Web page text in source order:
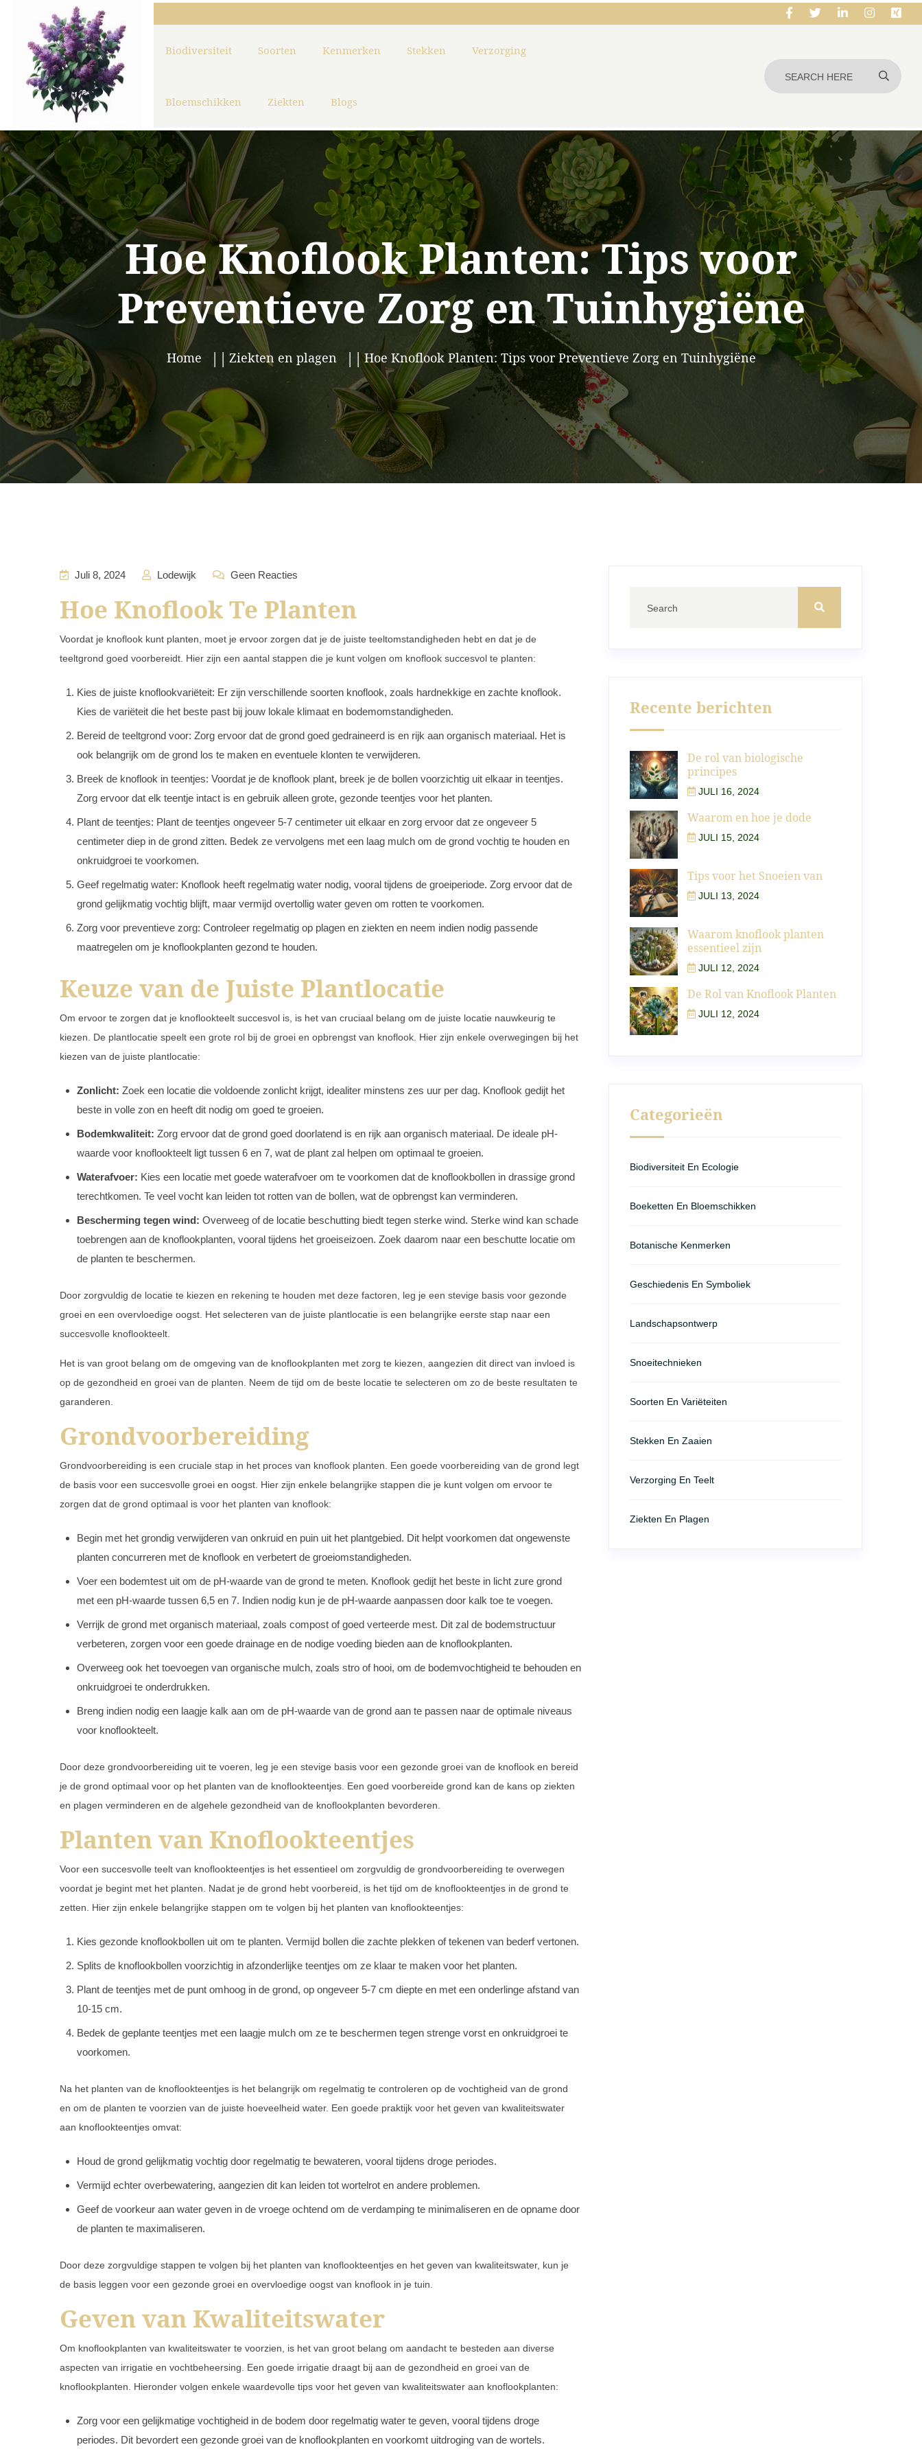
Biodiversiteit Soorten Kenmerken Stekken Verzorging
Bloemschikken Ziekten Blogs
Hoe Knoflook Planten: Tips voor
Preventieve Zorg en Tuinhygiëne
Home Ziekten en plagen Hoe Knoflook Planten: Tips voor Preventieve Zorg en Tuinhygiëne
Juli 8, 2024 Lodewijk Geen Reacties
Hoe Knoflook Te Planten
Voordat je knoflook kunt planten, moet je ervoor zorgen dat je de juiste teeltomstandigheden hebt en dat je de
teeltgrond goed voorbereidt. Hier zijn een aantal stappen die je kunt volgen om knoflook succesvol te planten:
Kies de juiste knoflookvariëteit: Er zijn verschillende soorten knoflook, zoals hardnekkige en zachte knoflook.
Kies de variëteit die het beste past bij jouw lokale klimaat en bodemomstandigheden.
Bereid de teeltgrond voor: Zorg ervoor dat de grond goed gedraineerd is en rijk aan organisch materiaal. Het is
ook belangrijk om de grond los te maken en eventuele klonten te verwijderen.
Breek de knoflook in teentjes: Voordat je de knoflook plant, breek je de bollen voorzichtig uit elkaar in teentjes.
Zorg ervoor dat elk teentje intact is en gebruik alleen grote, gezonde teentjes voor het planten.
Plant de teentjes: Plant de teentjes ongeveer 5-7 centimeter uit elkaar en zorg ervoor dat ze ongeveer 5
centimeter diep in de grond zitten. Bedek ze vervolgens met een laag mulch om de grond vochtig te houden en
onkruidgroei te voorkomen.
Geef regelmatig water: Knoflook heeft regelmatig water nodig, vooral tijdens de groeiperiode. Zorg ervoor dat de
grond gelijkmatig vochtig blijft, maar vermijd overtollig water geven om rotten te voorkomen.
Zorg voor preventieve zorg: Controleer regelmatig op plagen en ziekten en neem indien nodig passende
maatregelen om je knoflookplanten gezond te houden.
Keuze van de Juiste Plantlocatie
Om ervoor te zorgen dat je knoflookteelt succesvol is, is het van cruciaal belang om de juiste locatie nauwkeurig te
kiezen. De plantlocatie speelt een grote rol bij de groei en opbrengst van knoflook. Hier zijn enkele overwegingen bij het
kiezen van de juiste plantlocatie:
Zonlicht: Zoek een locatie die voldoende zonlicht krijgt, idealiter minstens zes uur per dag. Knoflook gedijt het
beste in volle zon en heeft dit nodig om goed te groeien.
Bodemkwaliteit: Zorg ervoor dat de grond goed doorlatend is en rijk aan organisch materiaal. De ideale pH-
waarde voor knoflookteelt ligt tussen 6 en 7, wat de plant zal helpen om optimaal te groeien.
Waterafvoer: Kies een locatie met goede waterafvoer om te voorkomen dat de knoflookbollen in drassige grond
terechtkomen. Te veel vocht kan leiden tot rotten van de bollen, wat de opbrengst kan verminderen.
Bescherming tegen wind: Overweeg of de locatie beschutting biedt tegen sterke wind. Sterke wind kan schade
toebrengen aan de knoflookplanten, vooral tijdens het groeiseizoen. Zoek daarom naar een beschutte locatie om
de planten te beschermen.
Door zorgvuldig de locatie te kiezen en rekening te houden met deze factoren, leg je een stevige basis voor gezonde
groei en een overvloedige oogst. Het selecteren van de juiste plantlocatie is een belangrijke eerste stap naar een
succesvolle knoflookteelt.
Het is van groot belang om de omgeving van de knoflookplanten met zorg te kiezen, aangezien dit direct van invloed is
op de gezondheid en groei van de planten. Neem de tijd om de beste locatie te selecteren om zo de beste resultaten te
garanderen.
Grondvoorbereiding
Grondvoorbereiding is een cruciale stap in het proces van knoflook planten. Een goede voorbereiding van de grond legt
de basis voor een succesvolle groei en oogst. Hier zijn enkele belangrijke stappen die je kunt volgen om ervoor te
zorgen dat de grond optimaal is voor het planten van knoflook:
Begin met het grondig verwijderen van onkruid en puin uit het plantgebied. Dit helpt voorkomen dat ongewenste
planten concurreren met de knoflook en verbetert de groeiomstandigheden.
Voer een bodemtest uit om de pH-waarde van de grond te meten. Knoflook gedijt het beste in licht zure grond
met een pH-waarde tussen 6,5 en 7. Indien nodig kun je de pH-waarde aanpassen door kalk toe te voegen.
Verrijk de grond met organisch materiaal, zoals compost of goed verteerde mest. Dit zal de bodemstructuur
verbeteren, zorgen voor een goede drainage en de nodige voeding bieden aan de knoflookplanten.
Overweeg ook het toevoegen van organische mulch, zoals stro of hooi, om de bodemvochtigheid te behouden en
onkruidgroei te onderdrukken.
Breng indien nodig een laagje kalk aan om de pH-waarde van de grond aan te passen naar de optimale niveaus
voor knoflookteelt.
Door deze grondvoorbereiding uit te voeren, leg je een stevige basis voor een gezonde groei van de knoflook en bereid
je de grond optimaal voor op het planten van de knoflookteentjes. Een goed voorbereide grond kan de kans op ziekten
en plagen verminderen en de algehele gezondheid van de knoflookplanten bevorderen.
Planten van Knoflookteentjes
Voor een succesvolle teelt van knoflookteentjes is het essentieel om zorgvuldig de grondvoorbereiding te overwegen
voordat je begint met het planten. Nadat je de grond hebt voorbereid, is het tijd om de knoflookteentjes in de grond te
zetten. Hier zijn enkele belangrijke stappen om te volgen bij het planten van knoflookteentjes:
Kies gezonde knoflookbollen uit om te planten. Vermijd bollen die zachte plekken of tekenen van bederf vertonen.
Splits de knoflookbollen voorzichtig in afzonderlijke teentjes om ze klaar te maken voor het planten.
Plant de teentjes met de punt omhoog in de grond, op ongeveer 5-7 cm diepte en met een onderlinge afstand van
10-15 cm.
Bedek de geplante teentjes met een laagje mulch om ze te beschermen tegen strenge vorst en onkruidgroei te
voorkomen.
Na het planten van de knoflookteentjes is het belangrijk om regelmatig te controleren op de vochtigheid van de grond
en om de planten te voorzien van de juiste hoeveelheid water. Een goede praktijk voor het geven van kwaliteitswater
aan knoflookteentjes omvat:
Houd de grond gelijkmatig vochtig door regelmatig te bewateren, vooral tijdens droge periodes.
Vermijd echter overbewatering, aangezien dit kan leiden tot wortelrot en andere problemen.
Geef de voorkeur aan water geven in de vroege ochtend om de verdamping te minimaliseren en de opname door
de planten te maximaliseren.
Door deze zorgvuldige stappen te volgen bij het planten van knoflookteentjes en het geven van kwaliteitswater, kun je
de basis leggen voor een gezonde groei en overvloedige oogst van knoflook in je tuin.
Geven van Kwaliteitswater
Om knoflookplanten van kwaliteitswater te voorzien, is het van groot belang om aandacht te besteden aan diverse
aspecten van irrigatie en vochtbeheersing. Een goede irrigatie draagt bij aan de gezondheid en groei van de
knoflookplanten. Hieronder volgen enkele waardevolle tips voor het geven van kwaliteitswater aan knoflookplanten:
Zorg voor een gelijkmatige vochtigheid in de bodem door regelmatig water te geven, vooral tijdens droge
periodes. Dit bevordert een gezonde groei van de knoflookplanten en voorkomt uitdroging van de wortels.
Recente berichten
De rol van biologische
principes
JULI 16, 2024
Waarom en hoe je dode
JULI 15, 2024
Tips voor het Snoeien van
JULI 13, 2024
Waarom knoflook planten
essentieel zijn
JULI 12, 2024
De Rol van Knoflook Planten
JULI 12, 2024
Categorieën
Biodiversiteit En Ecologie
Boeketten En Bloemschikken
Botanische Kenmerken
Geschiedenis En Symboliek
Landschapsontwerp
Snoeitechnieken
Soorten En Variëteiten
Stekken En Zaaien
Verzorging En Teelt
Ziekten En Plagen